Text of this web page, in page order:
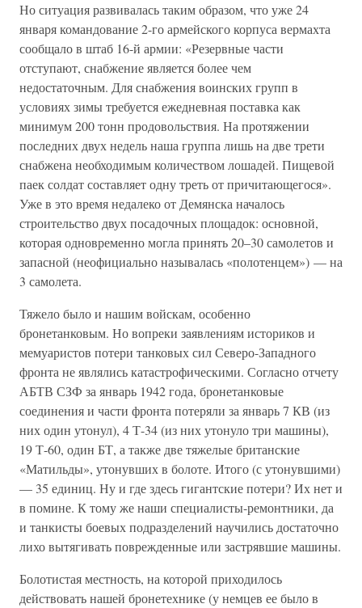
Но ситуация развивалась таким образом, что уже 24
января командование 2-го армейского корпуса вермахта
сообщало в штаб 16-й армии: «Резервные части
отступают, снабжение является более чем
недостаточным. Для снабжения воинских групп в
условиях зимы требуется ежедневная поставка как
минимум 200 тонн продовольствия. На протяжении
последних двух недель наша группа лишь на две трети
снабжена необходимым количеством лошадей. Пищевой
паек солдат составляет одну треть от причитающегося».
Уже в это время недалеко от Демянска началось
строительство двух посадочных площадок: основной,
которая одновременно могла принять 20–30 самолетов и
запасной (неофициально называлась «полотенцем») — на
3 самолета.
Тяжело было и нашим войскам, особенно
бронетанковым. Но вопреки заявлениям историков и
мемуаристов потери танковых сил Северо-Западного
фронта не являлись катастрофическими. Согласно отчету
АБТВ СЗФ за январь 1942 года, бронетанковые
соединения и части фронта потеряли за январь 7 КВ (из
них один утонул), 4 Т-34 (из них утонуло три машины),
19 Т-60, один БТ, а также две тяжелые британские
«Матильды», утонувших в болоте. Итого (с утонувшими)
— 35 единиц. Ну и где здесь гигантские потери? Их нет и
в помине. К тому же наши специалисты-ремонтники, да
и танкисты боевых подразделений научились достаточно
лихо вытягивать поврежденные или застрявшие машины.
Болотистая местность, на которой приходилось
действовать нашей бронетехнике (у немцев ее было в